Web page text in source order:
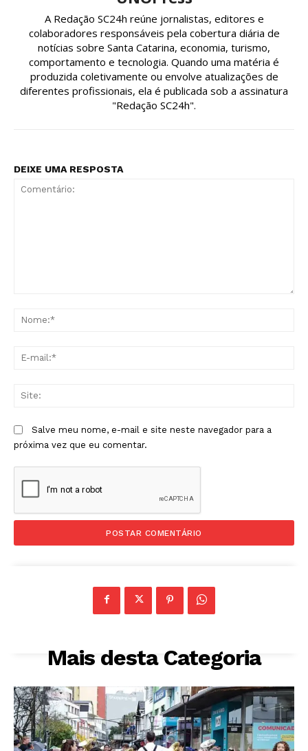
A Redação SC24h reúne jornalistas, editores e
colaboradores responsáveis pela cobertura diária de
notícias sobre Santa Catarina, economia, turismo,
comportamento e tecnologia. Quando uma matéria é
produzida coletivamente ou envolve atualizações de
diferentes profissionais, ela é publicada sob a assinatura
"Redação SC24h".
DEIXE UMA RESPOSTA
Salve meu nome, e-mail e site neste navegador para a
próxima vez que eu comentar.
Mais desta Categoria